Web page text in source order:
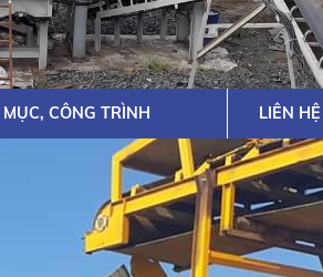
CÔNG TRÌNH LIÊN HỆ